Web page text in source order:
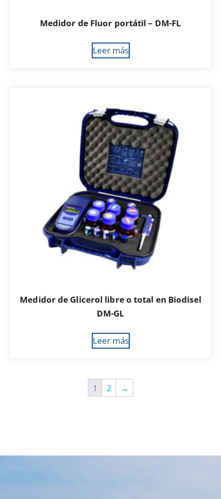
Medidor de Fluor portátil – DM-FL
Leer más
Medidor de Glicerol libre o total en Biodisel
DM-GL
Leer más
1 2 →